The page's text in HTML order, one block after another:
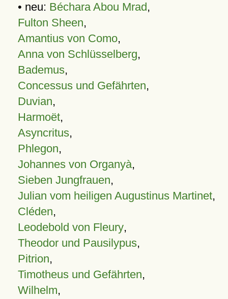
• neu: Béchara Abou Mrad,
Fulton Sheen,
Amantius von Como,
Anna von Schlüsselberg,
Bademus,
Concessus und Gefährten,
Duvian,
Harmoët,
Asyncritus,
Phlegon,
Johannes von Organyà,
Sieben Jungfrauen,
Julian vom heiligen Augustinus Martinet,
Cléden,
Leodebold von Fleury,
Theodor und Pausilypus,
Pitrion,
Timotheus und Gefährten,
Wilhelm,